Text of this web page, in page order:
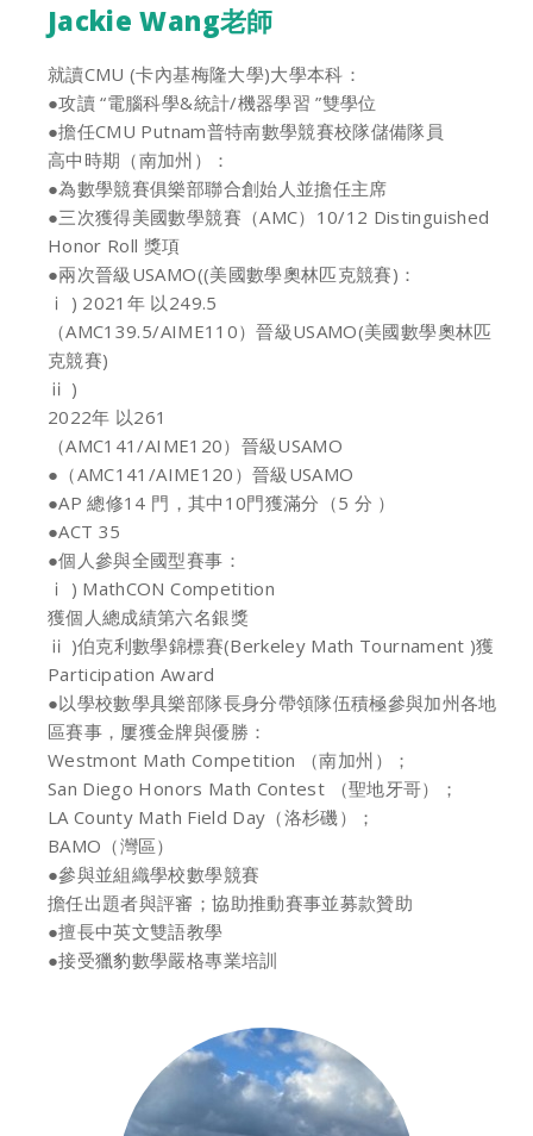
Jackie Wang老師
就讀CMU (卡內基梅隆大學)大學本科：
●攻讀 “電腦科學&統計/機器學習 ”雙學位
●擔任CMU Putnam普特南數學競賽校隊儲備隊員
高中時期（南加州）：
●為數學競賽俱樂部聯合創始人並擔任主席
●三次獲得美國數學競賽（AMC）10/12 Distinguished
Honor Roll 獎項
●兩次晉級USAMO((美國數學奧林匹克競賽)：
ⅰ ) 2021年 以249.5
（AMC139.5/AIME110）晉級USAMO(美國數學奧林匹
克競賽)
ⅱ )
2022年 以261
（AMC141/AIME120）晉級USAMO
●（AMC141/AIME120）晉級USAMO
●AP 總修14 門，其中10門獲滿分（5 分 ）
●ACT 35
●個人參與全國型賽事：
ⅰ ) MathCON Competition
獲個人總成績第六名銀獎
ⅱ )伯克利數學錦標賽(Berkeley Math Tournament )獲
Participation Award
●以學校數學具樂部隊長身分帶領隊伍積極參與加州各地
區賽事，屢獲金牌與優勝：
Westmont Math Competition （南加州）；
San Diego Honors Math Contest （聖地牙哥）；
LA County Math Field Day（洛杉磯）；
BAMO（灣區）
●參與並組織學校數學競賽
擔任出題者與評審；協助推動賽事並募款贊助
●擅長中英文雙語教學
●接受獵豹數學嚴格專業培訓